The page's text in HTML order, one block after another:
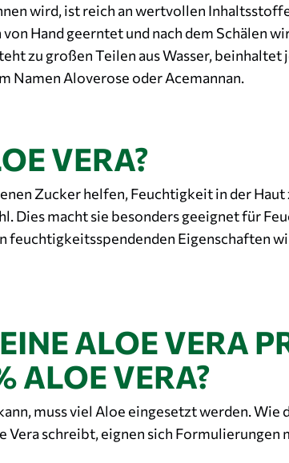
wird, ist reich an wertvollen
Hand geerntet und nach dem Schälen
zu großen Teilen aus Wasser, beinhaltet
Namen Aloverose oder Acemannan.
VERA?
Zucker helfen, Feuchtigkeit in der Haut
Dies macht sie besonders geeignet für
feuchtigkeitsspendenden Eigenschaften
ALOE VERA
ALOE VERA?
muss viel Aloe eingesetzt werden. Wie
schreibt, eignen sich Formulierungen